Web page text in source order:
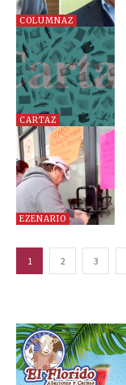
COLUMNAZ
CARTAZ
EZENARIO
1 2 3